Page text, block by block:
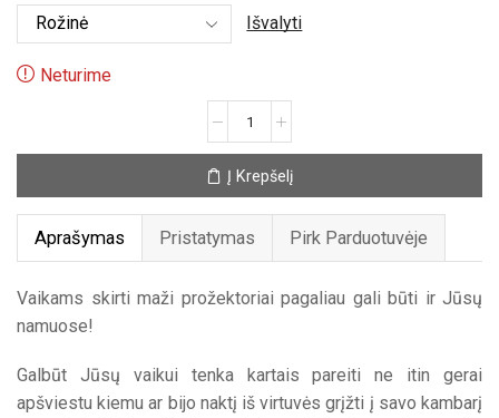
Išvalyti
Neturime
Vaikiškas
mini
prožektorius
Į Krepšelį
Aprašymas Pristatymas Pirk Parduotuvėje
Vaikams skirti maži prožektoriai pagaliau gali būti ir Jūsų
namuose!
Galbūt Jūsų vaikui tenka kartais pareiti ne itin gerai
apšviestu kiemu ar bijo naktį iš virtuvės grįžti į savo kambarį